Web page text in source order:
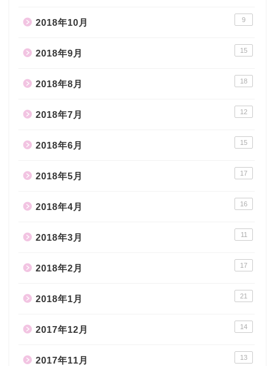
2018年10月 9
2018年9月 15
2018年8月 18
2018年7月 12
2018年6月 15
2018年5月 17
2018年4月 16
2018年3月 11
2018年2月 17
2018年1月 21
2017年12月 14
2017年11月 13